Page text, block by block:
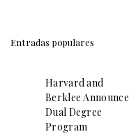
Entradas populares
Harvard and
Berklee Announce
Dual Degree
Program